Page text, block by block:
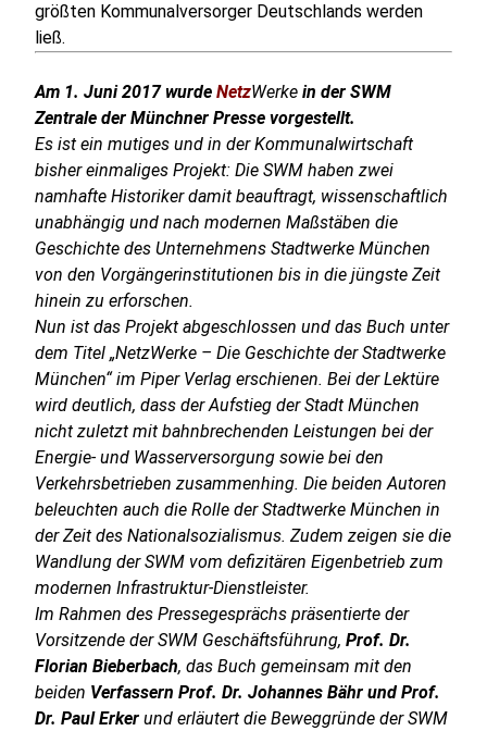
größten Kommunalversorger Deutschlands werden
ließ.
Am 1. Juni 2017 wurdeNetzWerke in der SWM
Zentrale der Münchner Presse vorgestellt.
Es ist ein mutiges und in der Kommunalwirtschaft
bisher einmaliges Projekt: Die SWM haben zwei
namhafte Historiker damit beauftragt, wissenschaftlich
unabhängig und nach modernen Maßstäben die
Geschichte des Unternehmens Stadtwerke München
von den Vorgängerinstitutionen bis in die jüngste Zeit
hinein zu erforschen.
Nun ist das Projekt abgeschlossen und das Buch unter
dem Titel „NetzWerke – Die Geschichte der Stadtwerke
München“ im Piper Verlag erschienen. Bei der Lektüre
wird deutlich, dass der Aufstieg der Stadt München
nicht zuletzt mit bahnbrechenden Leistungen bei der
Energie- und Wasserversorgung sowie bei den
Verkehrsbetrieben zusammenhing. Die beiden Autoren
beleuchten auch die Rolle der Stadtwerke München in
der Zeit des Nationalsozialismus. Zudem zeigen sie die
Wandlung der SWM vom defizitären Eigenbetrieb zum
modernen Infrastruktur-Dienstleister.
Im Rahmen des Pressegesprächs präsentierte der
Vorsitzende der SWM Geschäftsführung,Prof. Dr.
Florian Bieberbach, das Buch gemeinsam mit den
beiden Verfassern Prof. Dr. Johannes Bähr und Prof.
Dr. Paul Erker und erläutert die Beweggründe der SWM